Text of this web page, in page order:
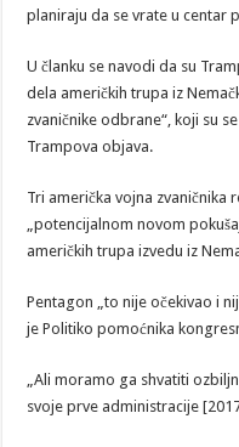
planiraju da se vrate u centar
U članku se navodi da su
dela američkih trupa iz
zvaničnike odbrane“, koji su
Trampova objava.
Tri američka vojna zvaničnika
„potencijalnom novom
američkih trupa izvedu iz
Pentagon „to nije očekivao i
je Politiko pomoćnika
„Ali moramo ga shvatiti
svoje prve administracije